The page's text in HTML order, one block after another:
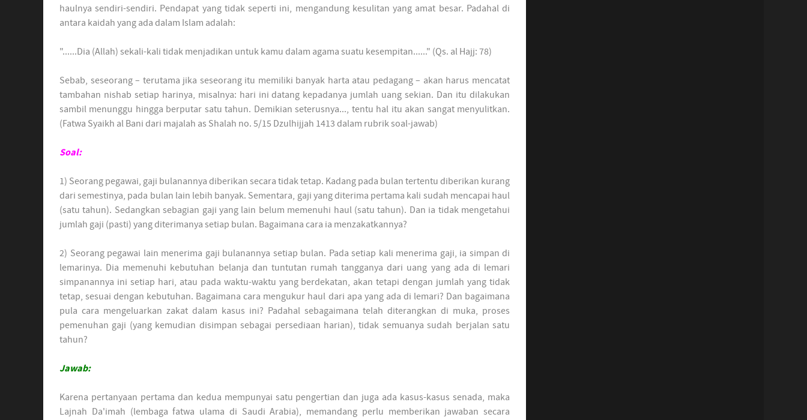
haulnya sendiri-sendiri. Pendapat yang tidak seperti ini, mengandung kesulitan yang amat besar. Padahal di
antara kaidah yang ada dalam Islam adalah:
"......Dia (Allah) sekali-kali tidak menjadikan untuk kamu dalam agama suatu kesempitan......" (Qs. al Hajj: 78)
Sebab, seseorang – terutama jika seseorang itu memiliki banyak harta atau pedagang – akan harus mencatat
tambahan nishab setiap harinya, misalnya: hari ini datang kepadanya jumlah uang sekian. Dan itu dilakukan
sambil menunggu hingga berputar satu tahun. Demikian seterusnya..., tentu hal itu akan sangat menyulitkan.
(Fatwa Syaikh al Bani dari majalah as Shalah no. 5/15 Dzulhijjah 1413 dalam rubrik soal-jawab)
Soal:
1) Seorang pegawai, gaji bulanannya diberikan secara tidak tetap. Kadang pada bulan tertentu diberikan kurang
dari semestinya, pada bulan lain lebih banyak. Sementara, gaji yang diterima pertama kali sudah mencapai haul
(satu tahun). Sedangkan sebagian gaji yang lain belum memenuhi haul (satu tahun). Dan ia tidak mengetahui
jumlah gaji (pasti) yang diterimanya setiap bulan. Bagaimana cara ia menzakatkannya?
2) Seorang pegawai lain menerima gaji bulanannya setiap bulan. Pada setiap kali menerima gaji, ia simpan di
lemarinya. Dia memenuhi kebutuhan belanja dan tuntutan rumah tangganya dari uang yang ada di lemari
simpanannya ini setiap hari, atau pada waktu-waktu yang berdekatan, akan tetapi dengan jumlah yang tidak
tetap, sesuai dengan kebutuhan. Bagaimana cara mengukur haul dari apa yang ada di lemari? Dan bagaimana
pula cara mengeluarkan zakat dalam kasus ini? Padahal sebagaimana telah diterangkan di muka, proses
pemenuhan gaji (yang kemudian disimpan sebagai persediaan harian), tidak semuanya sudah berjalan satu
tahun?
Jawab:
Karena pertanyaan pertama dan kedua mempunyai satu pengertian dan juga ada kasus-kasus senada, maka
Lajnah Da'imah (lembaga fatwa ulama di Saudi Arabia), memandang perlu memberikan jawaban secara